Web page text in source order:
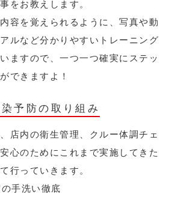
をお教えします。
容を覚えられるように、写真や動
ルなど分かりやすいトレーニング
ますので、一つ一つ確実にステッ
できますよ！
染予防の取り組み
店内の衛生管理、クルー体調チェ
心のためにこれまで実施してきた
行っていきます。
手洗い徹底